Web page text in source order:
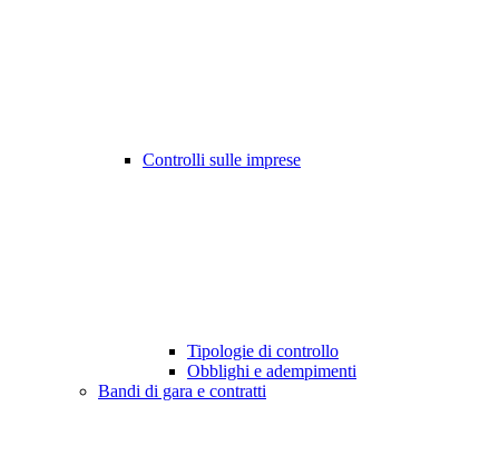
Controlli sulle imprese
Tipologie di controllo
Obblighi e adempimenti
Bandi di gara e contratti